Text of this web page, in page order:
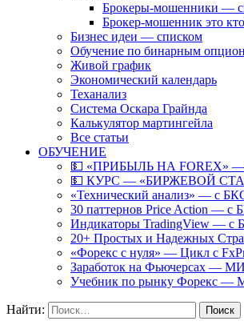
Брокеры-мошенники —
Брокер-мошенник это
Бизнес идеи — списком
Обучение по бинарным
Живой график
Экономический календарь
Теханализ
Система Оскара Грайнда
Калькулятор мартингейла
Все статьи
ОБУЧЕНИЕ
💵 «ПРИБЫЛЬ НА FOREX»
💵 КУРС — «БИРЖЕВОЙ
«Технический анализ» — с
30 паттернов Price Action — с
Индикаторы TradingView — с
20+ Простых и Надежных
«Форекс с нуля» — Цикл с
Заработок на Фьючерсах —
Учебник по рынку Форекс
Найти: